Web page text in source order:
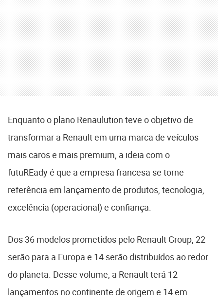
Enquanto o plano Renaulution teve o objetivo de
transformar a Renault em uma marca de veículos
mais caros e mais premium, a ideia com o
futuREady é que a empresa francesa se torne
referência em lançamento de produtos, tecnologia,
excelência (operacional) e confiança.
Dos 36 modelos prometidos pelo Renault Group, 22
serão para a Europa e 14 serão distribuídos ao redor
do planeta. Desse volume, a Renault terá 12
lançamentos no continente de origem e 14 em